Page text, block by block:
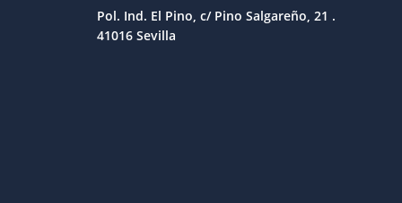
Pol. Ind. El Pino, c/ Pino Salgareño, 21 .
41016 Sevilla